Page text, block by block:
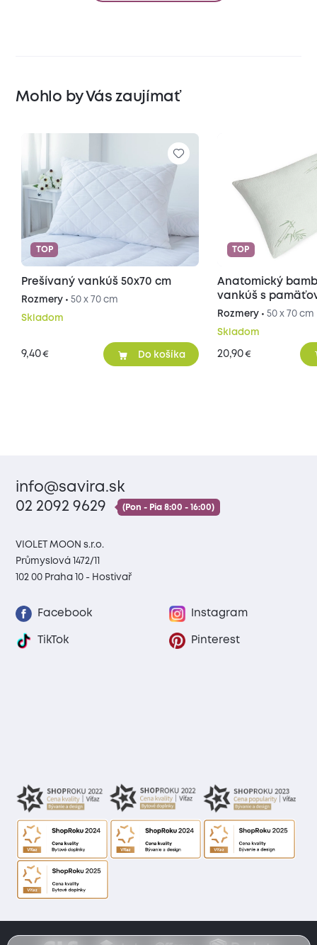
Mohlo by Vás zaujímať
TOP
Prešívaný vankúš 50x70 cm
Rozmery • 50 x 70 cm
Skladom
9,40€ Do košíka
TOP
Anatomický
vankúš s
50x70 cm
Rozmery •50 x 70 cm
Skladom
20,90€
info@savira.sk
02 2092 9629
(Pon - Pia 8:00 - 16:00)
VIOLET MOON s.r.o.
Průmyslová 1472/11
102 00 Praha 10 - Hostivař
Facebook Instagram
TikTok Pinterest